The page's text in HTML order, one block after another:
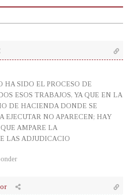
HA SIDO EL PROCESO DE
ESOS TRABAJOS, YA QUE EN LA
DE HACIENDA DONDE SE
EJECUTAR NO APARECEN; HAY
AMPARE LA
LAS ADJUDICACIO